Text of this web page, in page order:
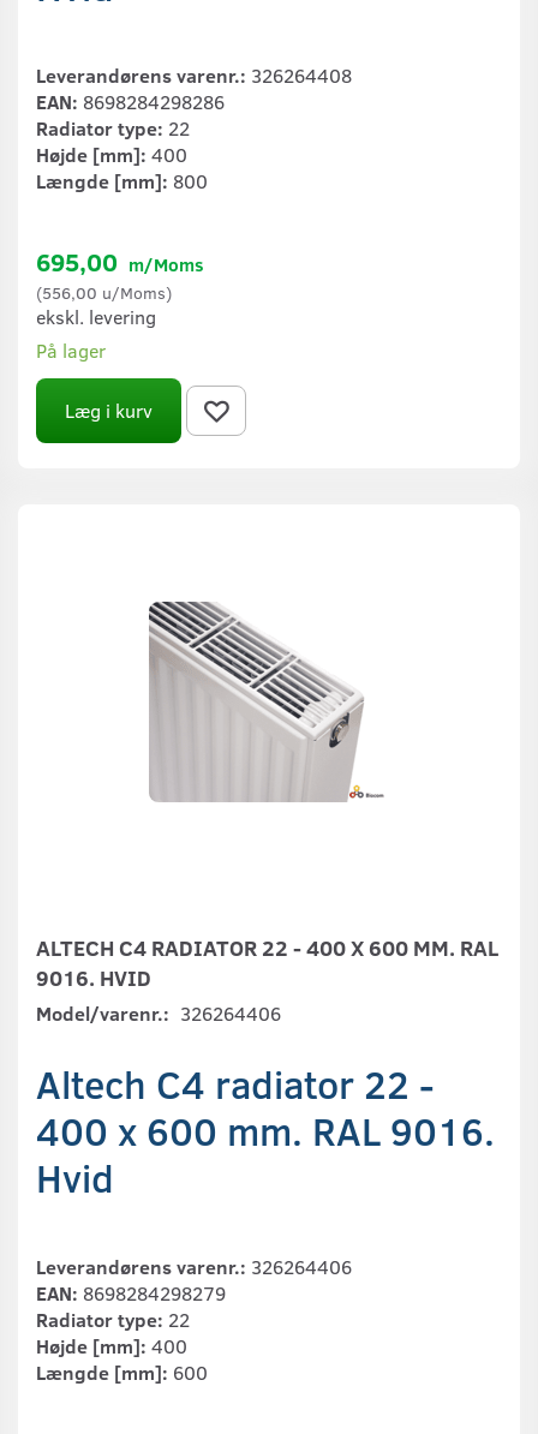
Leverandørens varenr.: 326264408
EAN: 8698284298286
Radiator type: 22
Højde [mm]: 400
Længde [mm]: 800
695,00 m/Moms
(556,00 u/Moms)
ekskl. levering
På lager
Læg i kurv
ALTECH C4 RADIATOR 22 - 400 X 600 MM. RAL
9016. HVID
Model/varenr.: 326264406
Altech C4 radiator 22 -
400 x 600 mm. RAL 9016.
Hvid
Leverandørens varenr.: 326264406
EAN: 8698284298279
Radiator type: 22
Højde [mm]: 400
Længde [mm]: 600